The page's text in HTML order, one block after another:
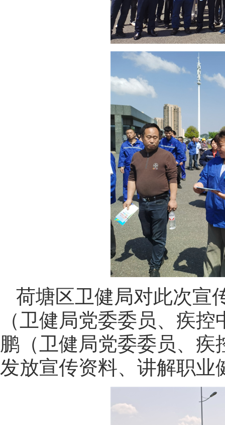
荷塘区卫健局对此次宣
（卫健局党委委员、疾
鹏（卫健局党委委员、
发放宣传资料、讲解职业